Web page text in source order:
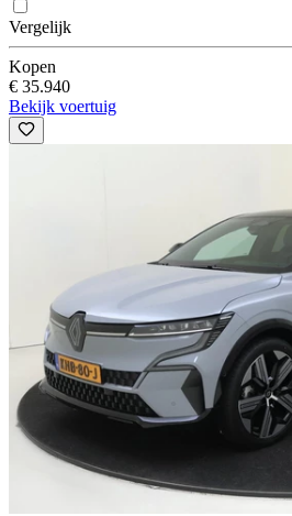
Vergelijk
Kopen
€ 35.940
Bekijk voertuig